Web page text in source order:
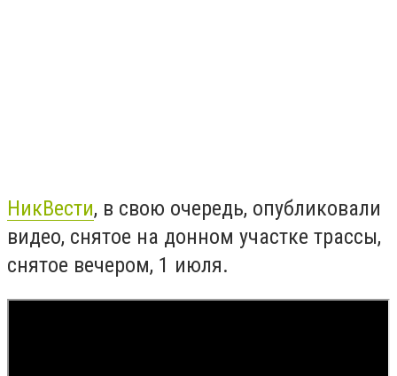
НикВести, в свою очередь, опубликовали
видео, снятое на донном участке трассы,
снятое вечером, 1 июля.